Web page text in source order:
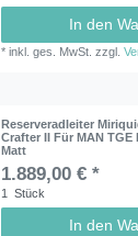
In den
*inkl. ges. MwSt. zzgl.
Reserveradleiter
Crafter II Für MAN TGE
Matt
1.889,00 € *
1 Stück
In den